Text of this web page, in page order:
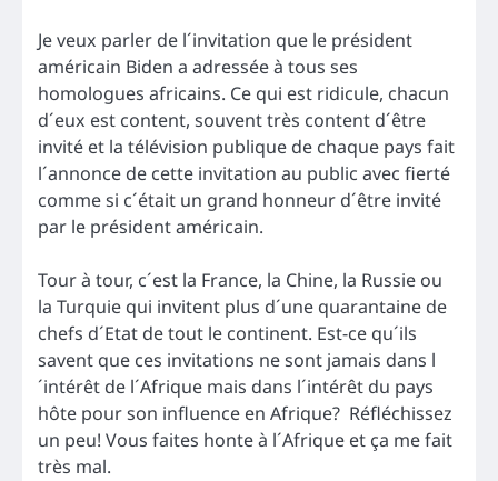
Je veux parler de l´invitation que le président
américain Biden a adressée à tous ses
homologues africains. Ce qui est ridicule, chacun
d´eux est content, souvent très content d´être
invité et la télévision publique de chaque pays fait
l´annonce de cette invitation au public avec fierté
comme si c´était un grand honneur d´être invité
par le président américain.
Tour à tour, c´est la France, la Chine, la Russie ou
la Turquie qui invitent plus d´une quarantaine de
chefs d´Etat de tout le continent. Est-ce qu´ils
savent que ces invitations ne sont jamais dans l
´intérêt de l´Afrique mais dans l´intérêt du pays
hôte pour son influence en Afrique? Réfléchissez
un peu! Vous faites honte à l´Afrique et ça me fait
très mal.